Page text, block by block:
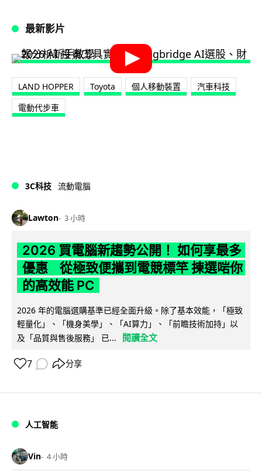
最新影片
LAND HOPPER Toyota 個人移動裝置
汽車科技
電動代步車
3C科技 流動電腦
Lawton 3 小時
2026 買電腦新趨勢公開！ 如何享最多
優惠 從極致便攜到電競標竿 揀選啱你
的高效能 PC
2026 年的電腦選購基準已經全面升級。除了基本效能，「極致
輕量化」、「機身美學」、「AI算力」、「前瞻技術加持」以
及「品質與售後服務」 已...
閱讀全文
7 分享
人工智能
Vin 4 小時